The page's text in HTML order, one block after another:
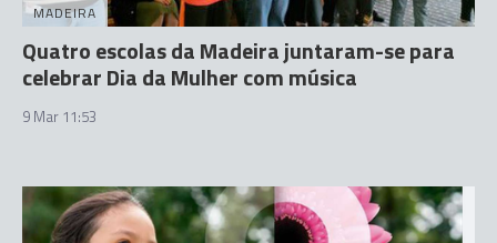
MADEIRA
Quatro escolas da Madeira juntaram-se para
celebrar Dia da Mulher com música
9 Mar 11:53